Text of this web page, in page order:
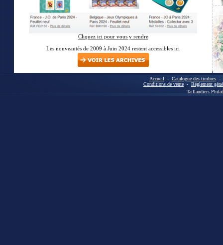
Cliquez ici pour vous y rendre
Les nouveautés de 2009 à Juin 2024 restent accessibles ici
Accueil - Catalogue des timbres-
Conditions de vente - Réglement
Taillandiers